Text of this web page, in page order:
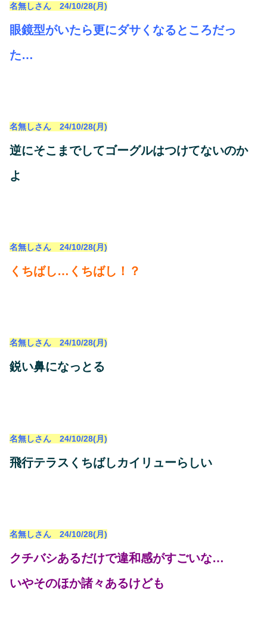
名無しさん 24/10/28(月)
眼鏡型がいたら更にダサくなるところだっ
た…
名無しさん 24/10/28(月)
逆にそこまでしてゴーグルはつけてないのか
よ
名無しさん 24/10/28(月)
くちばし…くちばし！？
名無しさん 24/10/28(月)
鋭い鼻になっとる
名無しさん 24/10/28(月)
飛行テラスくちばしカイリューらしい
名無しさん 24/10/28(月)
クチバシあるだけで違和感がすごいな…
いやそのほか諸々あるけども